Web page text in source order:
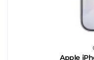
Apple